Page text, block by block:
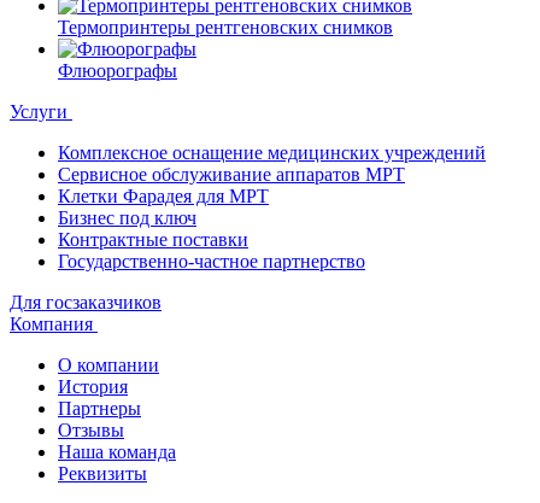
Термопринтеры рентгеновских снимков
Флюорографы
Услуги
Комплексное оснащение медицинских учреждений
Сервисное обслуживание аппаратов МРТ
Клетки Фарадея для МРТ
Бизнес под ключ
Контрактные поставки
Государственно-частное партнерство
Для госзаказчиков
Компания
О компании
История
Партнеры
Отзывы
Наша команда
Реквизиты